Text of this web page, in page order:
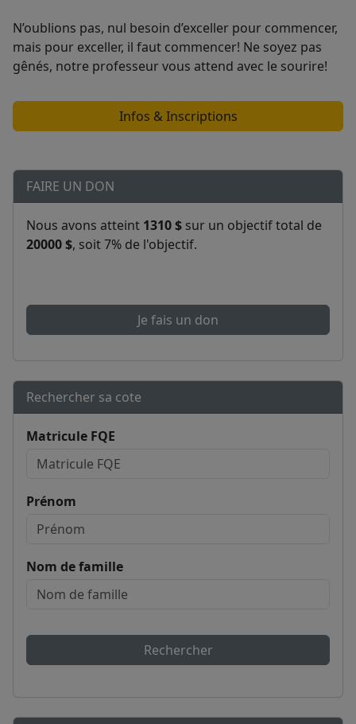
N’oublions pas, nul besoin d’exceller pour commencer,
mais pour exceller, il faut commencer! Ne soyez pas
gênés, notre professeur vous attend avec le sourire!
Infos & Inscriptions
FAIRE UN DON
Nous avons atteint 1310 $ sur un objectif total de
20000 $, soit 7% de l'objectif.
Je fais un don
Rechercher sa cote
Matricule FQE
Prénom
Nom de famille
Rechercher